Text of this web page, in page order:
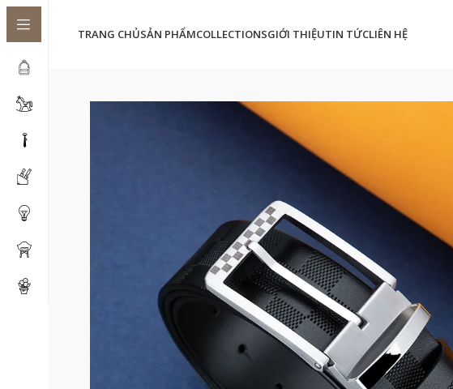
TRANG CHỦSẢN PHẨMCOLLECTIONSGIỚI THIỆUTIN TỨCLIÊN HỆ